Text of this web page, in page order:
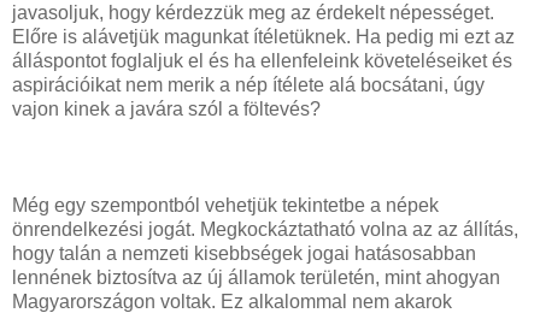
javasoljuk, hogy kérdezzük meg az érdekelt népességet.
Előre is alávetjük magunkat ítéletüknek. Ha pedig mi ezt az
álláspontot foglaljuk el és ha ellenfeleink követeléseiket és
aspirációikat nem merik a nép ítélete alá bocsátani, úgy
vajon kinek a javára szól a föltevés?
Még egy szempontból vehetjük tekintetbe a népek
önrendelkezési jogát. Megkockáztatható volna az az állítás,
hogy talán a nemzeti kisebbségek jogai hatásosabban
lennének biztosítva az új államok területén, mint ahogyan
Magyarországon voltak. Ez alkalommal nem akarok